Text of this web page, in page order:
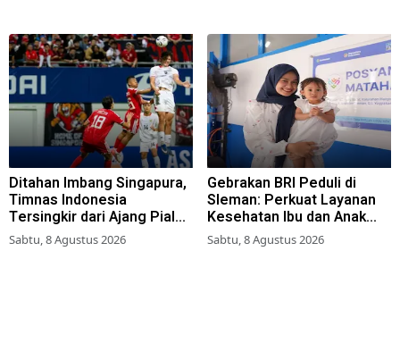
Ditahan Imbang Singapura,
Timnas Indonesia
Tersingkir dari Ajang Piala
AFF 2026
Sabtu, 8 Agustus 2026
Gebrakan BRI Peduli di
Sleman: Perkuat Layanan
Kesehatan Ibu dan Anak
Lewat Program Desa
Brilian 1000 HPK
Sabtu, 8 Agustus 2026